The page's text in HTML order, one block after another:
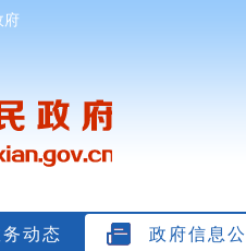
府
动态 政府信息